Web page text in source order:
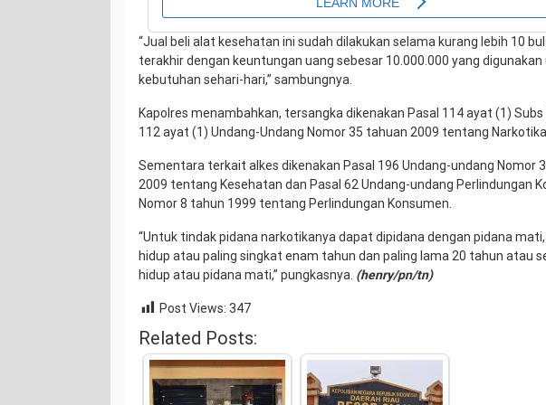
“Jual beli alat kesehatan ini sudah dilakukan selama kurang lebih 10
terakhir dengan keuntungan uang sebesar 10.000.000 yang
kebutuhan sehari-hari,” sambungnya.
Kapolres menambahkan, tersangka dikenakan Pasal 114 ayat (1) Subs
112 ayat (1) Undang-Undang Nomor 35 tahuan 2009 tentang Narkotika.
Sementara terkait alkes dikenakan Pasal 196 Undang-undang Nomor
2009 tentang Kesehatan dan Pasal 62 Undang-undang Perlindungan
Nomor 8 tahun 1999 tentang Perlindungan Konsumen.
“Untuk tindak pidana narkotikanya dapat dipidana dengan pidana
hidup atau paling singkat enam tahun dan paling lama 20 tahun atau
hidup atau pidana mati,” pungkasnya. (henry/pn/tn)
Post Views: 347
Related Posts: